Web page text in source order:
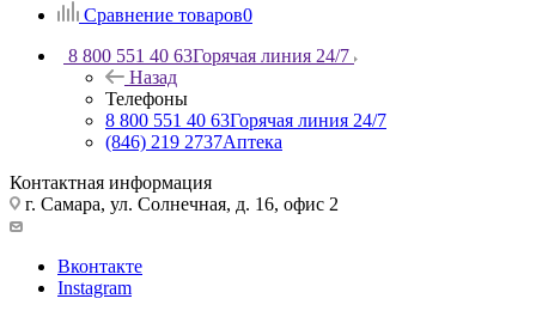
Сравнение товаров0
8 800 551 40 63Горячая линия 24/7
Назад
Телефоны
8 800 551 40 63Горячая линия 24/7
(846) 219 2737Аптека
Контактная информация
г. Самара, ул. Солнечная, д. 16, офис 2
Вконтакте
Instagram